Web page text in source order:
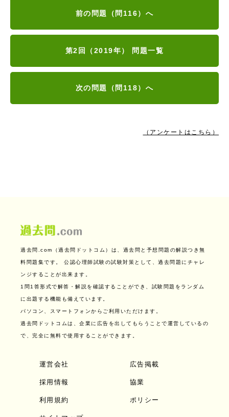
前の問題（問116）へ
第2回（2019年） 問題一覧
次の問題（問118）へ
（アンケートはこちら）
過去問.com（過去問ドットコム）は、過去問と予想問題の解説つき無
料問題集です。 公認心理師試験の試験対策として、過去問題にチャレ
ンジすることが出来ます。
1問1答形式で解答・解説を確認することができ、試験問題をランダム
に出題する機能も備えています。
パソコン、スマートフォンからご利用いただけます。
過去問ドットコムは、企業に広告を出してもらうことで運営しているの
で、完全に無料で使用することができます。
運営会社 広告掲載
採用情報 協業
利用規約 ポリシー